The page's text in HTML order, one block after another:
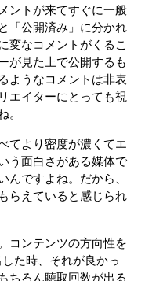
ントが来てすぐに一般
「公開済み」に分かれ
変なコメントがくるこ
が見た上で公開するも
ようなコメントは非表
エイターにとっても視
てより密度が濃くてエ
う面白さがある媒体で
ですよね。だから、
らえていると感じられ
コンテンツの方向性を
た時、それが良かっ
ちろん聴取回数が出る